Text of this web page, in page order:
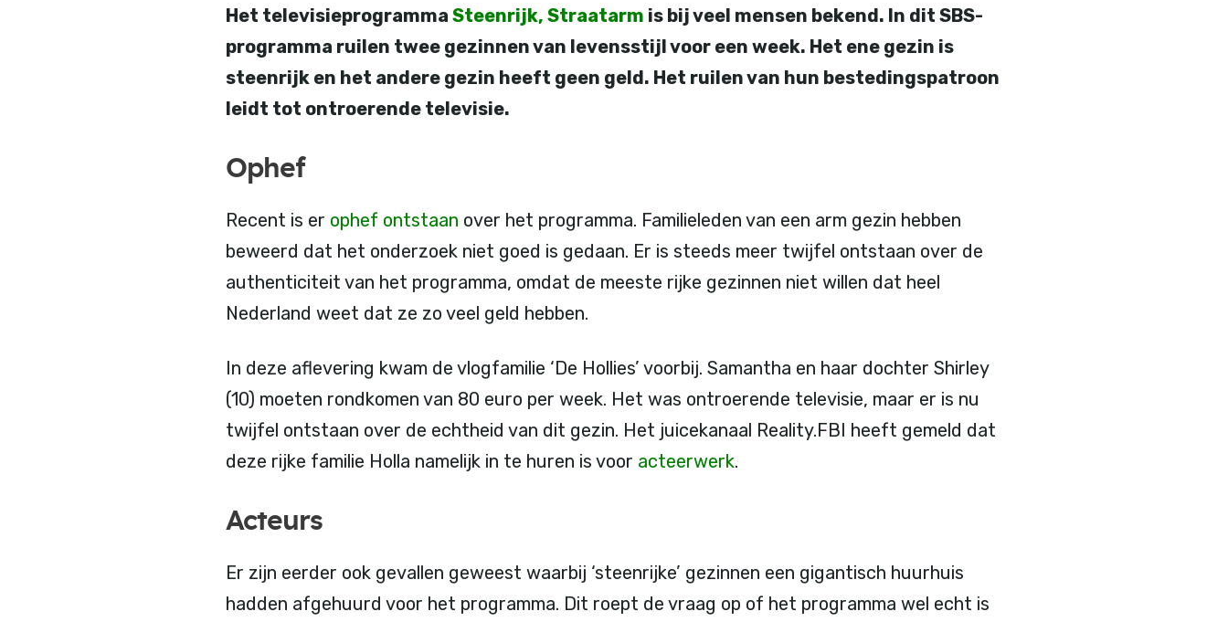
Het televisieprogramma Steenrijk, Straatarm is bij veel mensen bekend. In dit SBS-
programma ruilen twee gezinnen van levensstijl voor een week. Het ene gezin is
steenrijk en het andere gezin heeft geen geld. Het ruilen van hun bestedingspatroon
leidt tot ontroerende televisie.
Ophef
Recent is er ophef ontstaan over het programma. Familieleden van een arm gezin hebben
beweerd dat het onderzoek niet goed is gedaan. Er is steeds meer twijfel ontstaan over de
authenticiteit van het programma, omdat de meeste rijke gezinnen niet willen dat heel
Nederland weet dat ze zo veel geld hebben.
In deze aflevering kwam de vlogfamilie ‘De Hollies’ voorbij. Samantha en haar dochter Shirley
(10) moeten rondkomen van 80 euro per week. Het was ontroerende televisie, maar er is nu
twijfel ontstaan over de echtheid van dit gezin. Het juicekanaal Reality.FBI heeft gemeld dat
deze rijke familie Holla namelijk in te huren is voor acteerwerk.
Acteurs
Er zijn eerder ook gevallen geweest waarbij ‘steenrijke’ gezinnen een gigantisch huurhuis
hadden afgehuurd voor het programma. Dit roept de vraag op of het programma wel echt is